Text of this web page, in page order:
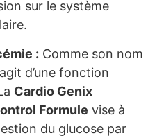
sur le système
: Comme son nom
d’une fonction
Cardio Genix
Formule vise à
du glucose par